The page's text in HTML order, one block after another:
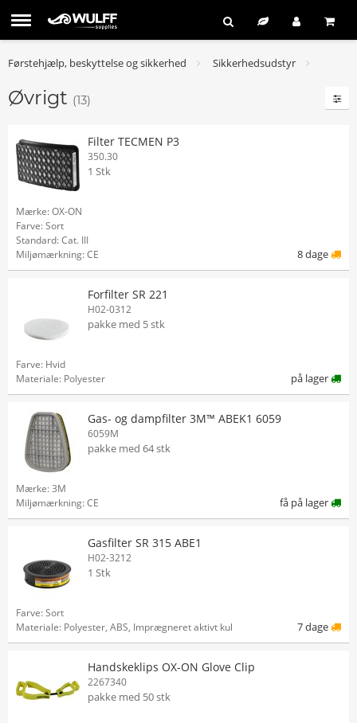
Førstehjælp, beskyttelse og sikkerhed Sikkerhedsudstyr
Øvrigt (13)
Filter TECMEN P3
350.30
1 Stk
Mærke: OX-ON
Farve: Sort
Standard: Cat. III
Miljømærkning: CE
8 dage
Forfilter SR 221
H02-0312
pakke med 5 stk
Farve: Hvid
Materiale: Polyester
på lager
Gas- og dampfilter 3M™ ABEK1 6059
6059M
pakke med 64 stk
Mærke: 3M
Miljømærkning: CE
få på lager
Gasfilter SR 315 ABE1
H02-3212
1 Stk
Farve: Sort
Materiale: Polyester, ABS, Imprægneret aktivt kul
7 dage
Handskeklips OX-ON Glove Clip
2267340
pakke med 50 stk